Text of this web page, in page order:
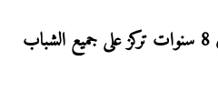
انجازات وطنية فاعلة على مدى 8 سنوات تركز على جميع الشباب